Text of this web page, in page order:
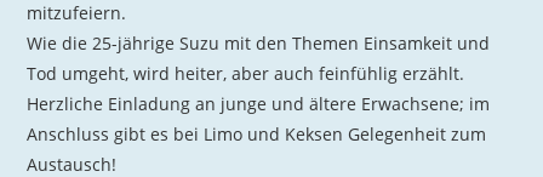
mitzufeiern.
Wie die 25-jährige Suzu mit den Themen Einsamkeit und
Tod umgeht, wird heiter, aber auch feinfühlig erzählt.
Herzliche Einladung an junge und ältere Erwachsene; im
Anschluss gibt es bei Limo und Keksen Gelegenheit zum
Austausch!